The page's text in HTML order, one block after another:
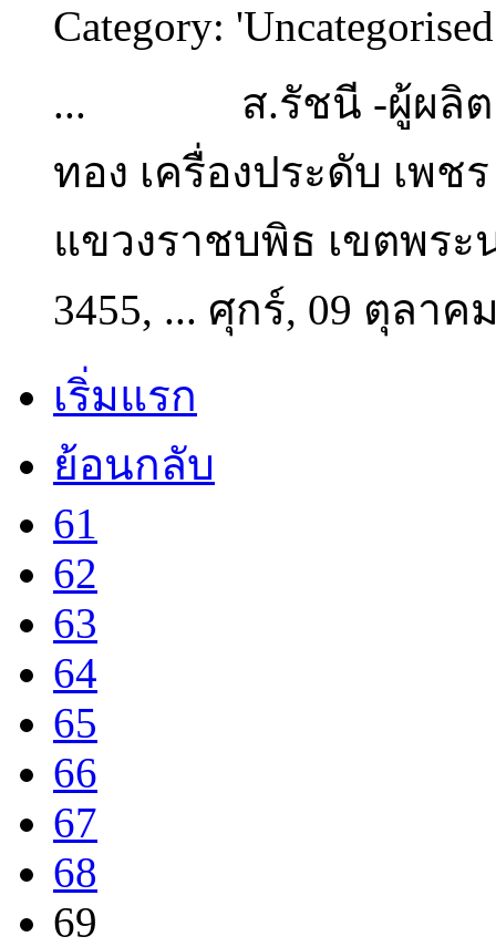
Category:
... ส.รัชนี -ผู้ผลิตแล
ทอง เครื่องประดับ เพชร
แขวงราชบพิธ เขตพระ
3455, ... ศุกร์, 09 ตุลาค
เริ่มแรก
ย้อนกลับ
61
62
63
64
65
66
67
68
69